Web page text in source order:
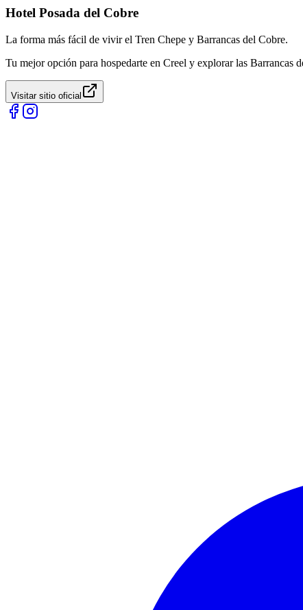
Hotel Posada del Cobre
La forma más fácil de vivir el Tren Chepe y Barrancas del Cobre.
Tu mejor opción para hospedarte en Creel y explorar las Barrancas
Visitar sitio oficial